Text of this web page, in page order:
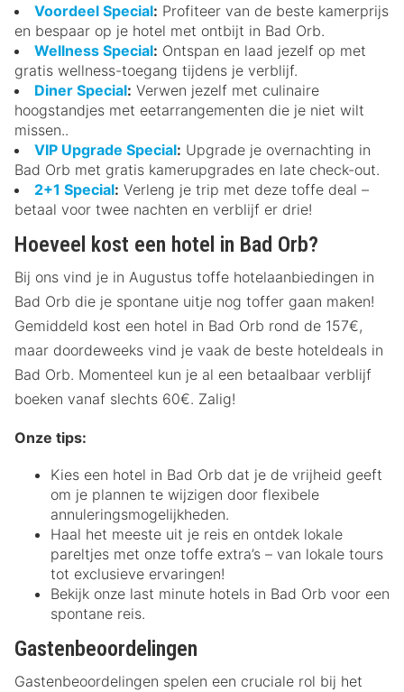
Voordeel Special: Profiteer van de beste kamerprijs
en bespaar op je hotel met ontbijt in Bad Orb.
Wellness Special: Ontspan en laad jezelf op met
gratis wellness-toegang tijdens je verblijf.
Diner Special: Verwen jezelf met culinaire
hoogstandjes met eetarrangementen die je niet wilt
missen..
VIP Upgrade Special: Upgrade je overnachting in
Bad Orb met gratis kamerupgrades en late check-out.
2+1 Special: Verleng je trip met deze toffe deal –
betaal voor twee nachten en verblijf er drie!
Hoeveel kost een hotel in Bad Orb?
Bij ons vind je in Augustus toffe hotelaanbiedingen in
Bad Orb die je spontane uitje nog toffer gaan maken!
Gemiddeld kost een hotel in Bad Orb rond de 157€,
maar doordeweeks vind je vaak de beste hoteldeals in
Bad Orb. Momenteel kun je al een betaalbaar verblijf
boeken vanaf slechts 60€. Zalig!
Onze tips:
Kies een hotel in Bad Orb dat je de vrijheid geeft
om je plannen te wijzigen door flexibele
annuleringsmogelijkheden.
Haal het meeste uit je reis en ontdek lokale
pareltjes met onze toffe extra’s – van lokale tours
tot exclusieve ervaringen!
Bekijk onze last minute hotels in Bad Orb voor een
spontane reis.
Gastenbeoordelingen
Gastenbeoordelingen spelen een cruciale rol bij het